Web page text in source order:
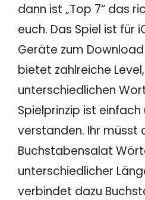
dann ist „Top 7“ das
euch. Das Spiel ist für
Geräte zum
bietet zahlreiche
unterschiedlichen
Spielprinzip ist einfach
verstanden. Ihr müsst
Buchstabensalat
unterschiedlicher
verbindet dazu